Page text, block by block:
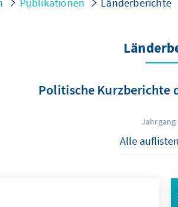
Politische Kurzberichte